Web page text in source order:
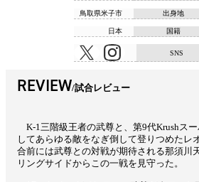
出身地
鳥取県米子市
国籍
日本
SNS
REVIEW 試合レビュー
K-1三階級王者の武尊と、第9代Krushス
してあらゆる敵をなぎ倒して登りつめたレ
合前には武尊との対戦が期待される那須川
リングサイドからこの一戦を見守った。